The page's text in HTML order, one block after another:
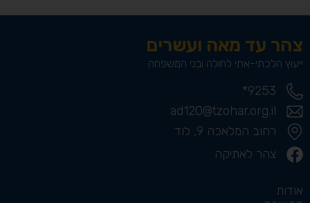
צהר עד מאה ועשרים
ייעוץ הלכתי-אתי לחולה ובני המשפחה
9253*
ad120@tzohar.org.il
רחוב המלאכה 9, לוד
צהר לאתיקה
אודות